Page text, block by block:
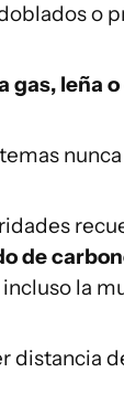
o
gas, leña
de
la
distancia